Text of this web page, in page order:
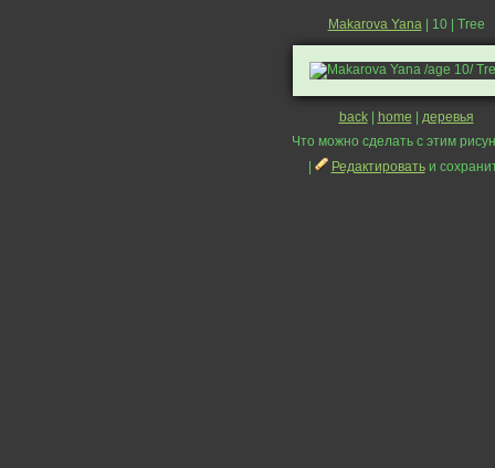
Makarova Yana| 10 | Tree
back| home
деревья
Что можно сделать с этим
Редактироватьи